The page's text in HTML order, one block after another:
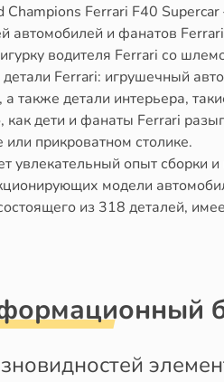
Ferrari F40
автомобилей и фанатов
водителя Ferrari со
Ferrari: игрушечный
также детали интерьера,
дети и фанаты Ferrari
прикроватном столике.
увлекательный опыт сборки
модели
из 318 деталей,